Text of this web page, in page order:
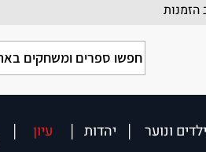
הזמנות
ילדים ונוער יהדות עיון